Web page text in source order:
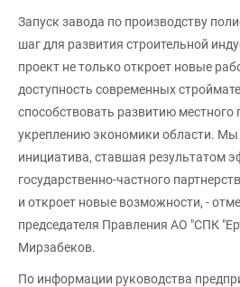
Запуск завода по производству
шаг для развития строительной
проект не только откроет новые
доступность современных
способствовать развитию местного
укреплению экономики области. Мы
инициатива, ставшая результатом
государственно-частного
и откроет новые возможности, -
председателя Правления АО "СПК
Мирзабеков.
По информации руководства